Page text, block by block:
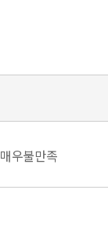
매우불만족